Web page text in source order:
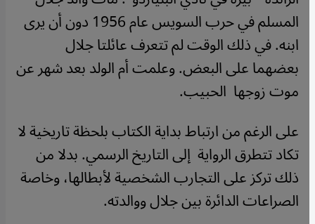
المسلم في حرب السويس عام 1956 دون أن يرى
ابنه. في ذلك الوقت لم تتعرف عائلتا جلال
بعضهما على البعض. وعلمت أم الولد بعد شهر عن
موت زوجها الحبيب.
على الرغم من ارتباط بداية الكتاب بلحظة تاريخية لا
تكاد تتطرق الرواية إلى التاريخ الرسمي. بدلا من
ذلك تركز على التجارب الشخصية لأبطالها، وخاصة
الصراعات الدائرة بين جلال ووالدته.